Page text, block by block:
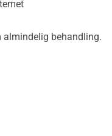
almindelig behandling.